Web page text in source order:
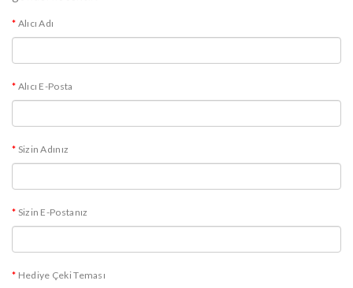
Alıcı Adı
Alıcı E-Posta
Sizin Adınız
Sizin E-Postanız
Hediye Çeki Teması